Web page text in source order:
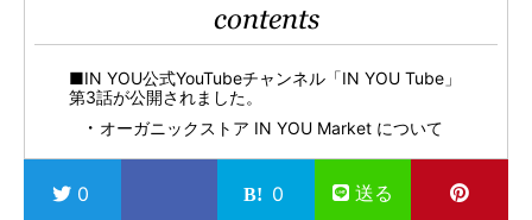
contents
■IN YOU公式YouTubeチャンネル「IN YOU Tube」
第3話が公開されました。
オーガニックストア IN YOU Market について
0 0 送る